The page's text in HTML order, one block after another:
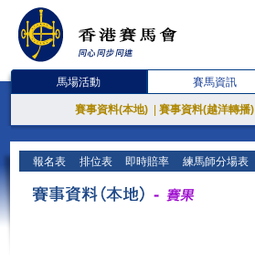
馬場活動 賽馬資訊
賽事資料(本地) 賽事資料(越洋轉播)
報名表 排位表 即時賠率 練馬師分場表